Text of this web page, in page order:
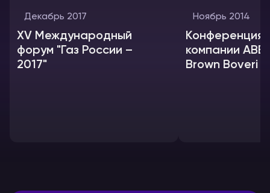
Декабрь 2017
XV Международный
форум "Газ России –
2017"
Ноябрь 2014
Конференция
компании ABB
Brown Boveri